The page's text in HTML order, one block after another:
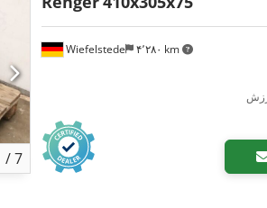
/7
Wiefelstede ۴٬۲۸۰ km